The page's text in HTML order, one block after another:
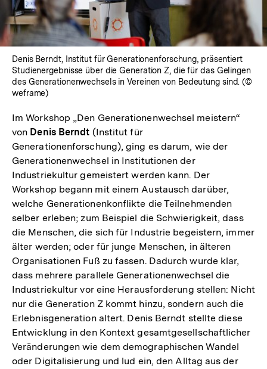
Denis Berndt, Institut für Generationenforschung, präsentiert
Studienergebnisse über die Generation Z, die für das Gelingen
des Generationenwechsels in Vereinen von Bedeutung sind. (©
weframe)
Im Workshop „Den Generationenwechsel meistern“
von Denis Berndt (Institut für
Generationenforschung), ging es darum, wie der
Generationenwechsel in Institutionen der
Industriekultur gemeistert werden kann. Der
Workshop begann mit einem Austausch darüber,
welche Generationenkonflikte die Teilnehmenden
selber erleben; zum Beispiel die Schwierigkeit, dass
die Menschen, die sich für Industrie begeistern, immer
älter werden; oder für junge Menschen, in älteren
Organisationen Fuß zu fassen. Dadurch wurde klar,
dass mehrere parallele Generationenwechsel die
Industriekultur vor eine Herausforderung stellen: Nicht
nur die Generation Z kommt hinzu, sondern auch die
Erlebnisgeneration altert. Denis Berndt stellte diese
Entwicklung in den Kontext gesamtgesellschaftlicher
Veränderungen wie dem demographischen Wandel
oder Digitalisierung und lud ein, den Alltag aus der